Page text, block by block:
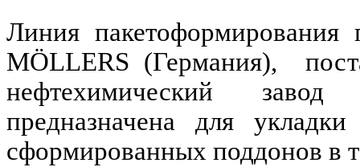
Линия пакетоформирования
MÖLLERS (Германия),
нефтехимический завод
предназначена для
сформированных поддонов в